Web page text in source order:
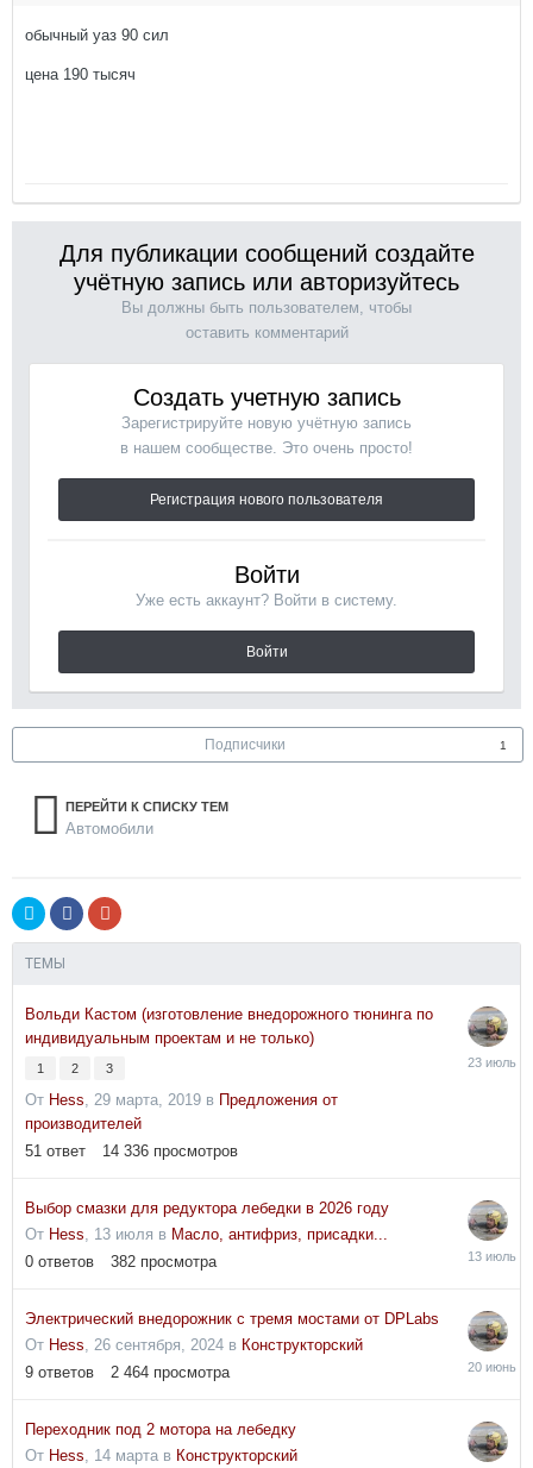
обычный уаз 90 сил
цена 190 тысяч
Для публикации сообщений создайте
учётную запись или авторизуйтесь
Вы должны быть пользователем, чтобы
оставить комментарий
Создать учетную запись
Зарегистрируйте новую учётную запись
в нашем сообществе. Это очень просто!
Регистрация нового пользователя
Войти
Уже есть аккаунт? Войти в систему.
Войти
Подписчики 1
ПЕРЕЙТИ К СПИСКУ ТЕМ
Автомобили
ТЕМЫ
Вольди Кастом (изготовление внедорожного тюнинга по
индивидуальным проектам и не только)
1 2 3
От Hess, 29 марта, 2019 в Предложения от
производителей
51 ответ 14 336 просмотров
23
Выбор смазки для редуктора лебедки в 2026 году
От Hess, 13 июля в Масло, антифриз, присадки...
0 ответов 382 просмотра
13
Электрический внедорожник с тремя мостами от DPLabs
От Hess, 26 сентября, 2024 в Конструкторский
9 ответов 2 464 просмотра
20
Переходник под 2 мотора на лебедку
От Hess, 14 марта в Конструкторский